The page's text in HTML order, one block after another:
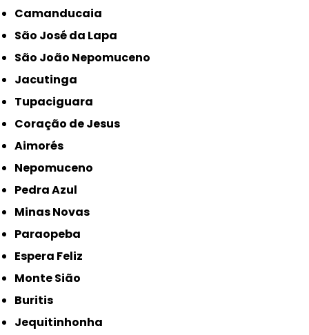
Camanducaia
São José da Lapa
São João Nepomuceno
Jacutinga
Tupaciguara
Coração de Jesus
Aimorés
Nepomuceno
Pedra Azul
Minas Novas
Paraopeba
Espera Feliz
Monte Sião
Buritis
Jequitinhonha